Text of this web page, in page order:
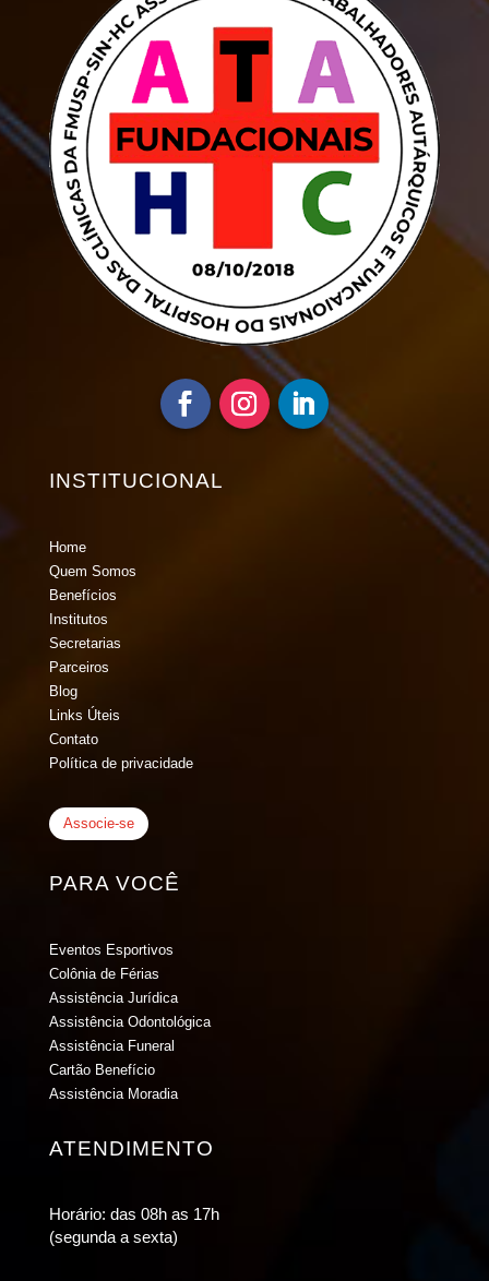
INSTITUCIONAL
Home
Quem Somos
Benefícios
Institutos
Secretarias
Parceiros
Blog
Links Úteis
Contato
Política de privacidade
Associe-se
PARA VOCÊ
Eventos Esportivos
Colônia de Férias
Assistência Jurídica
Assistência Odontológica
Assistência Funeral
Cartão Benefício
Assistência Moradia
ATENDIMENTO
Horário: das 08h as 17h
(segunda a sexta)